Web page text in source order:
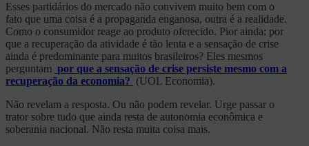
Esses partidários do mercado não convivem muito bem com o
fato que uma coisa é a propaganda enganosa, outra é a realidade.
Como o consumidor reage ao produto oferecido. Pior ainda: por
que a recuperação da atividade é tão lenta e a sensação de crise
ainda é predominante para muitos brasileiros? Eles mesmos
perguntam por que a sensação de crise persiste mesmo com a
recuperação da economia? (UOL Economia).
Não revelam a resposta. Ou não podem revelar. Urge passar o
trator sobre tudo que ainda resta de autonomia econômica e
soberania nacional. Não resta muita coisa mais.